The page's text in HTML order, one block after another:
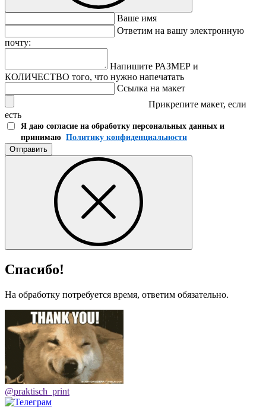
Ваше имя
Ответим на вашу электронную
почту:
Напишите РАЗМЕР и
КОЛИЧЕСТВО того, что нужно напечатать
Ссылка на макет
Прикрепите макет, если
есть
Я даю согласие на обработку персональных данных и
принимаю Политику конфиденциальности
Отправить
Спасибо!
На обработку потребуется время, ответим обязательно.
@praktisch_print